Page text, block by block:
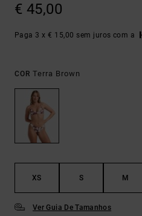
€ 45,00
Paga 3 x € 15,00 sem juros com a
COR Terra Brown
XS S M
Ver Guia De Tamanhos